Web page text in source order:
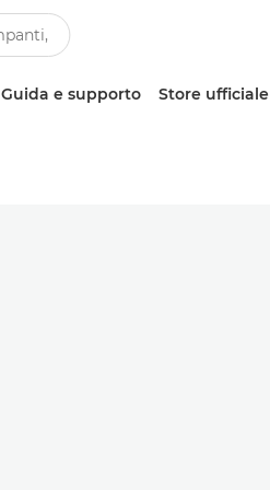
Guida e supporto Store ufficiale